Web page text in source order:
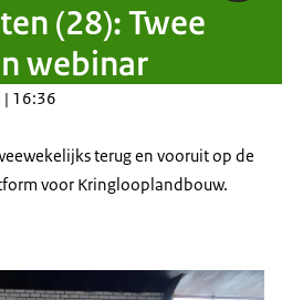
(28): Twee
webinar
16:36
terug en vooruit op de
voor Kringlooplandbouw.